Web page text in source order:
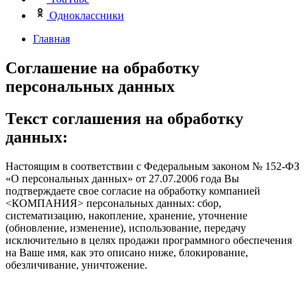
Одноклассники
Главная
Соглашение на обработку
персональных данных
Текст соглашения на обработку
данных:
Настоящим в соответствии с Федеральным законом № 152-ФЗ
«О персональных данных» от 27.07.2006 года Вы
подтверждаете свое согласие на обработку компанией
<КОМПАНИЯ> персональных данных: сбор,
систематизацию, накопление, хранение, уточнение
(обновление, изменение), использование, передачу
исключительно в целях продажи программного обеспечения
на Ваше имя, как это описано ниже, блокирование,
обезличивание, уничтожение.